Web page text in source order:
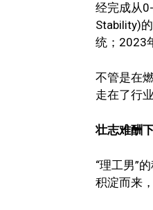
经完成从
Stability)
统；2023
不管是在
走在了行
壮志难酬
“理工男”
积淀而来